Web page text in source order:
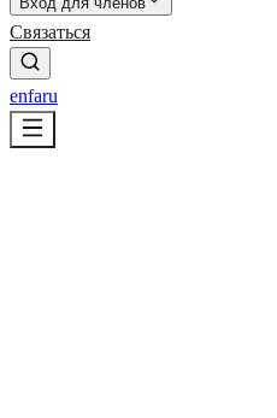
Связаться
enfaru